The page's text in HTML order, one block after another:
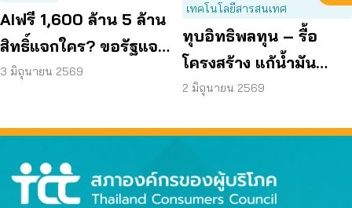
AIฟรี 1,600 ล้าน 5 ล้าน
สิทธิ์แจกใคร? ขอรัฐแจง
เกณฑ์ชัด
3 มิถุนายน 2569
เทคโนโลยีสารสนเทศ
ทุบอิทธิพลทุน – รื้อ
โครงสร้าง แก้น้ำมัน
ไฟฟ้า ค่าเน็ตแพง
2 มิถุนายน 2569